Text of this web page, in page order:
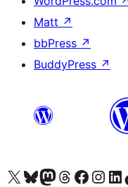
Matt ↗
bbPress ↗
BuddyPress ↗
Truy cập tài khoản X (trước đây là Twitter) của chúng tôiVisit our Bluesky account
Visit our Mastodon account
Visit our Threads account
Xem trang Facebook của chúng tôiTruy cập tài khoản Instagram của chúng tôiTruy cập tài khoản LinkedIn của chúng tôi